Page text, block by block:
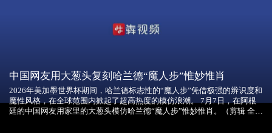
中国网友用大葱头复刻哈兰德“魔人步”惟妙惟肖
2026年美加墨世界杯期间，哈兰德标志性的“魔人步”凭借极强的辨识度和
魔性风格，在全球范围内掀起了超高热度的模仿浪潮。 7月7日，在阿根
廷的中国网友用家里的大葱头模仿哈兰德“魔人步”惟妙惟肖。（剪辑 全媒